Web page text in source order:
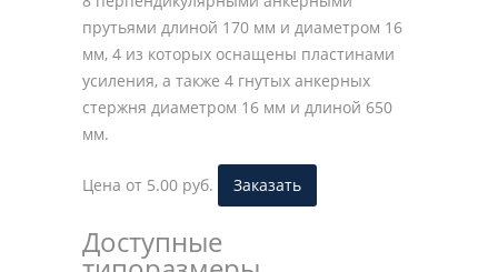
прутьями длиной 170 мм и диаметром 16
мм, 4 из которых оснащены пластинами
усиления, а также 4 гнутых анкерных
стержня диаметром 16 мм и длиной 650
мм.
Цена от 5.00 руб. Заказать
Доступные